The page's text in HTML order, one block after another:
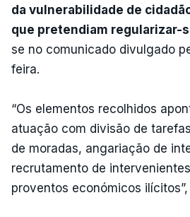
da vulnerabilidade de
que pretendiam regularizar-
se no comunicado divulgado
feira.
“Os elementos recolhidos
atuação com divisão de
de moradas, angariação de
recrutamento de
proventos económicos